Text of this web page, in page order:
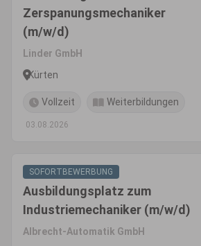
Zerspanungsmechaniker
(m/w/d)
Linder GmbH
Kürten
Vollzeit Weiterbildungen
03.08.2026
SOFORTBEWERBUNG
Ausbildungsplatz zum
Industriemechaniker (m/w/d)
Albrecht-Automatik GmbH